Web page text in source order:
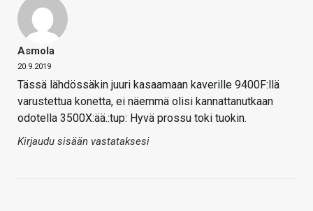
Asmola
20.9.2019
Tässä lähdössäkin juuri kasaamaan kaverille 9400F:llä
varustettua konetta, ei näemmä olisi kannattanutkaan
odotella 3500X:ää.:tup: Hyvä prossu toki tuokin.
Kirjaudu sisään vastataksesi